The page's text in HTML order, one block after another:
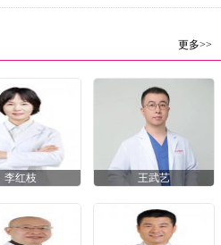
更多>>
李红枝 王武艺